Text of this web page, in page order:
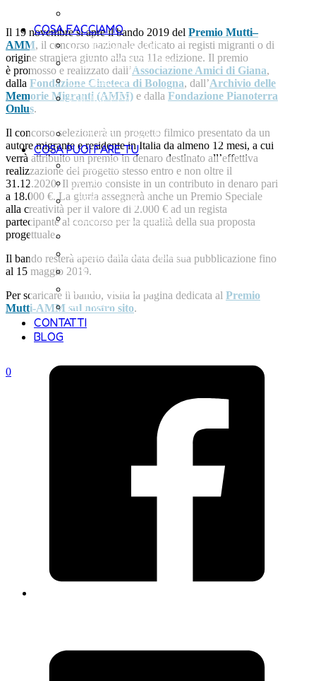
COSA FACCIAMO
LA METODOLOGIA
DOVE INTERVENIAMO
I PROGETTI
POLICY PER LA
LE PUBBLICAZIONI
COSA PUOI FARE TU
DONAZIONI
5X1000
AZIENDA AMICA
VALIGIA 1000 GIORNI
BOMBONIERE SOLIDALI
THE MILKY WAY
LASCITI SOLIDALI
ATTIVATI
CONTATTI
BLOG
0
Il 19 novembre si apre il bando 2019 del Premio Mutti–
AMM, il concorso nazionale dedicato ai registi migranti o di
origine straniera giunto alla sua 11a edizione. Il premio
è promosso e realizzato dall’Associazione Amici di Giana,
dalla Fondazione Cineteca di Bologna, dall’Archivio delle
Memorie Migranti (AMM) e dalla Fondazione Pianoterra
Onlus.
Il concorso selezionerà un progetto filmico presentato da un
autore migrante e residente in Italia da almeno 12 mesi, a cui
verrà attribuito un premio in denaro destinato all’effettiva
realizzazione del progetto stesso entro e non oltre il
31.12.2020. Il premio consiste in un contributo in denaro pari
a 18.000 €. La giuria assegnerà anche un Premio Speciale
alla creatività per il valore di 2.000 € ad un regista
partecipante al concorso per la qualità della sua proposta
progettuale.
Il bando resterà aperto dalla data della sua pubblicazione fino
al 15 maggio 2019.
Per scaricare il bando, visita la pagina dedicata al Premio
Mutti-AMM sul nostro sito.